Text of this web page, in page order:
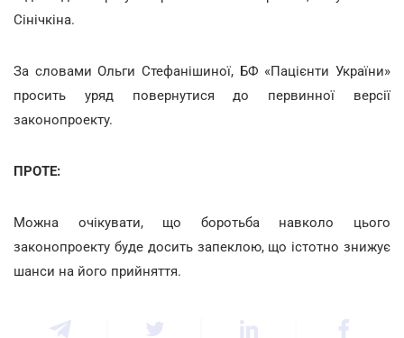
Сінічкіна.
За словами Ольги Стефанішиної, БФ «Пацієнти України»
просить уряд повернутися до первинної версії
законопроекту.
ПРОТЕ:
Можна очікувати, що боротьба навколо цього
законопроекту буде досить запеклою, що істотно знижує
шанси на його прийняття.